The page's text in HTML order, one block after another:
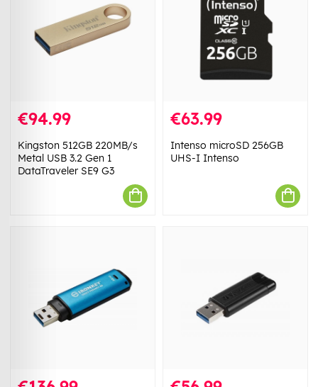
€94.99
Kingston 512GB 220MB/s
Metal USB 3.2 Gen 1
DataTraveler SE9 G3
€63.99
Intenso microSD 256GB
UHS-I Intenso